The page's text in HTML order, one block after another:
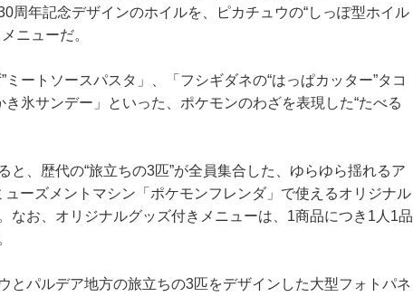
周年記念デザインのホイルを、ピカチュウの“しっぽ型ホイル
ニューだ。
ートソースパスタ」、「フシギダネの“はっぱカッター”タコ
き氷サンデー」といった、ポケモンのわざを表現した“たべる
、歴代の“旅立ちの3匹”が全員集合した、ゆらゆら揺れるア
ーズメントマシン「ポケモンフレンダ」で使えるオリジナル
なお、オリジナルグッズ付きメニューは、1商品につき1人1品
パルデア地方の旅立ちの3匹をデザインした大型フォトパネ